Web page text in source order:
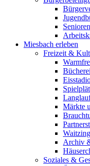
Miesbach erleben
Freizeit &
Bücherei
Märkte
Archiv
Soziales &